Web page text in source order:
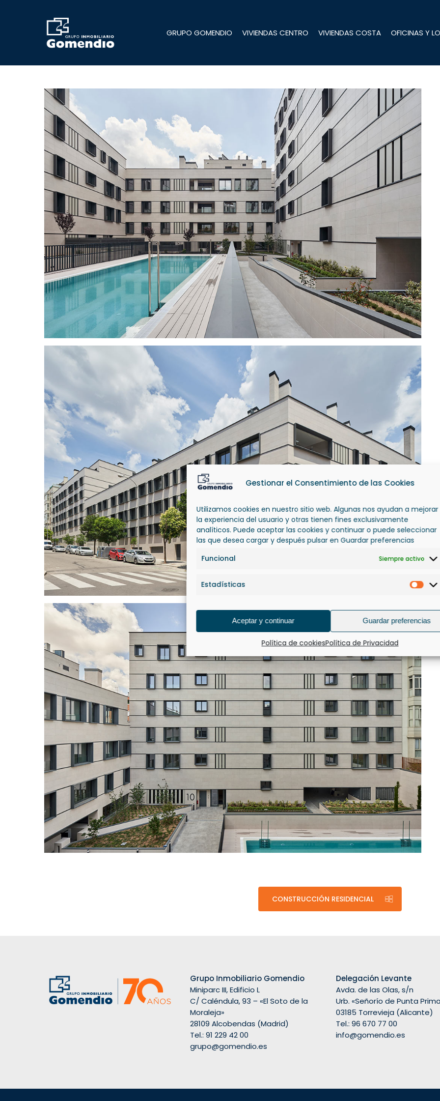
Gestionar el Consentimiento de las Cookies
Utilizamos cookies en nuestro sitio web. Algunas nos ayudan a mejorar
la experiencia del usuario y otras tienen fines exclusivamente
analíticos. Puede aceptar las cookies y continuar o puede seleccionar
las que desea cargar y después pulsar en Guardar preferencias
Funcional
Siempre activo
Estadísticas
Aceptar y continuar Guardar preferencias
Política de cookiesPolítica de Privacidad
GRUPO GOMENDIO VIVIENDAS CENTRO VIVIENDAS COSTA OFICINAS Y
CONSTRUCCIÓN RESIDENCIAL
Grupo Inmobiliario Gomendio
Miniparc III, Edificio L
C/ Caléndula, 93 – «El Soto de la
Moraleja»
28109 Alcobendas (Madrid)
Tel.: 91 229 42 00
grupo@gomendio.es
Delegación Levante
Avda. de las Olas, s/n
Urb. «Señorío de Punta
03185 Torrevieja (Alicante)
Tel.: 96 670 77 00
info@gomendio.es